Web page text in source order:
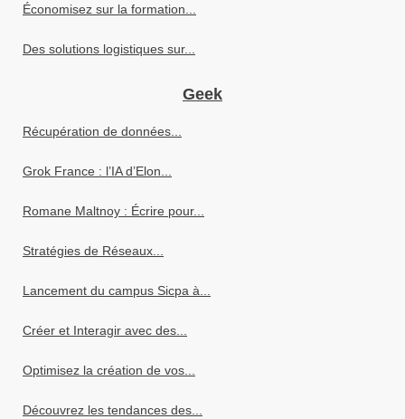
Économisez sur la formation...
Des solutions logistiques sur...
Geek
Récupération de données...
Grok France : l’IA d’Elon...
Romane Maltnoy : Écrire pour...
Stratégies de Réseaux...
Lancement du campus Sicpa à...
Créer et Interagir avec des...
Optimisez la création de vos...
Découvrez les tendances des...